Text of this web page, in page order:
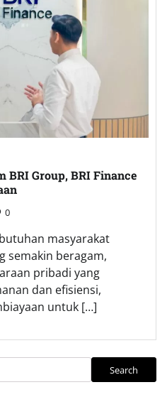
BRI Group, BRI Finance
0
masyarakat
semakin beragam,
pribadi yang
dan efisiensi,
untuk […]
Search